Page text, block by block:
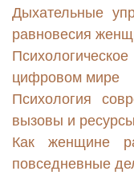
Дыхательные
равновесия
цифровом мире
Психология
вызовы и ресурсы
Как женщине
повседневные